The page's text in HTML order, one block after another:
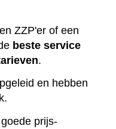
ZZP'er of een
beste service
.
en hebben
prijs-